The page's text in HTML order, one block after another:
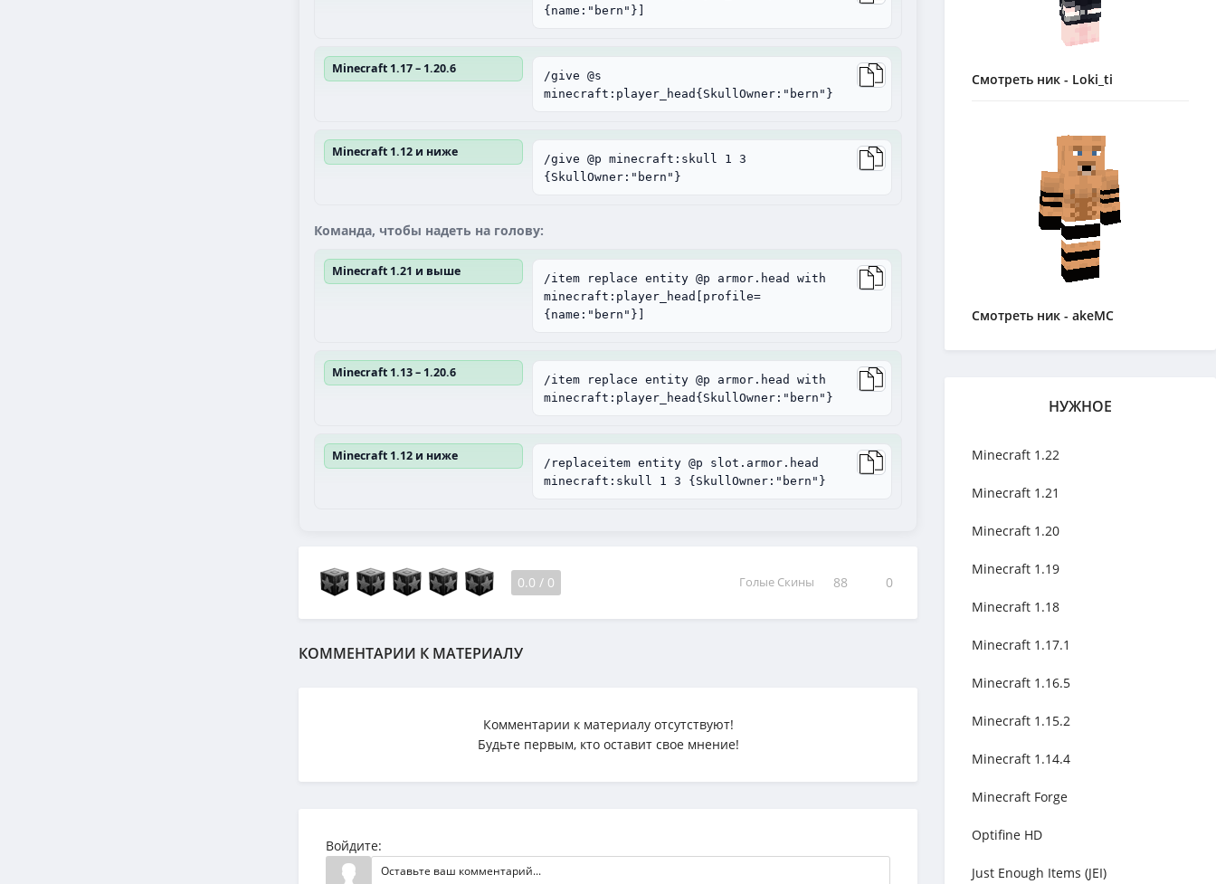
{name:"bern"}]
Minecraft 1.17 – 1.20.6
/give @s
minecraft:player_head{SkullOwner:"bern"}
Minecraft 1.12 и ниже
/give @p minecraft:skull 1 3
{SkullOwner:"bern"}
Команда, чтобы надеть на голову:
Minecraft 1.21 и выше
/item replace entity @p armor.head with
minecraft:player_head[profile=
{name:"bern"}]
Minecraft 1.13 – 1.20.6
/item replace entity @p armor.head with
minecraft:player_head{SkullOwner:"bern"}
Minecraft 1.12 и ниже
/replaceitem entity @p slot.armor.head
minecraft:skull 1 3 {SkullOwner:"bern"}
0.0 / 0 Голые Скины 88 0
КОММЕНТАРИИ К МАТЕРИАЛУ
Комментарии к материалу отсутствуют!
Будьте первым, кто оставит свое мнение!
Войдите:
Смотреть ник - Loki_ti
Смотреть ник - akeMC
НУЖНОЕ
Minecraft 1.22
Minecraft 1.21
Minecraft 1.20
Minecraft 1.19
Minecraft 1.18
Minecraft 1.17.1
Minecraft 1.16.5
Minecraft 1.15.2
Minecraft 1.14.4
Minecraft Forge
Optifine HD
Just Enough Items (JEI)